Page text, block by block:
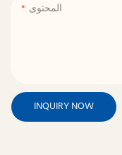
المحتوى
INQUIRY NOW